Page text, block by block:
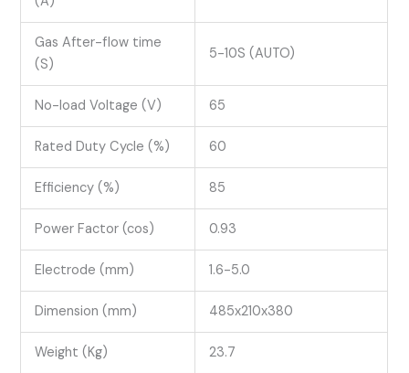
Gas After-flow time
(S)
5-10S (AUTO)
No-load Voltage (V) 65
Rated Duty Cycle (%) 60
Efficiency (%) 85
Power Factor (cos) 0.93
Electrode (mm) 1.6-5.0
Dimension (mm) 485x210x380
Weight (Kg) 23.7